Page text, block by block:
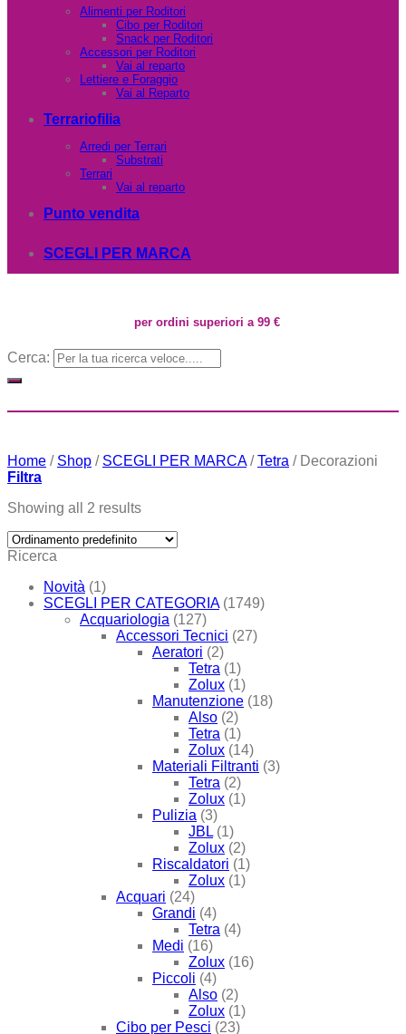
Alimenti per Roditori
Cibo per Roditori
Snack per Roditori
Accessori per Roditori
Vai al reparto
Lettiere e Foraggio
Vai al Reparto
Terrariofilia
Arredi per Terrari
Substrati
Terrari
Vai al reparto
Punto vendita
SCEGLI PER MARCA
per ordini superiori a 99 €
Cerca:
Home / Shop / SCEGLI PER MARCA / Tetra /Decorazioni
Filtra
Showing all 2 results
Ricerca
Novità (1)
SCEGLI PER CATEGORIA (1749)
Acquariologia (127)
Accessori Tecnici (27)
Aeratori (2)
Tetra (1)
Zolux (1)
Manutenzione (18)
Also (2)
Tetra (1)
Zolux (14)
Materiali Filtranti (3)
Tetra (2)
Zolux (1)
Pulizia (3)
JBL (1)
Zolux (2)
Riscaldatori (1)
Zolux (1)
Acquari (24)
Grandi (4)
Tetra (4)
Medi (16)
Zolux (16)
Piccoli (4)
Also (2)
Zolux (1)
Cibo per Pesci (23)